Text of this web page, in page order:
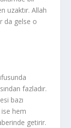
uzaktır. Allah
da gelse o
fazladır.
bazı
ise hem
getirir.